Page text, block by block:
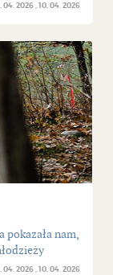
04. 2026 10. 04. 2026
04. 2026 10. 04. 2026
pokazała nam,